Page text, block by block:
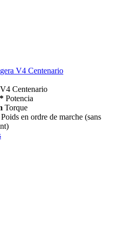
V4 Centenario
Centenario
Potencia
Torque
Poids en ordre de marche (sans